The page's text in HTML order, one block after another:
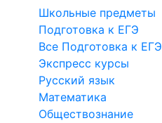
Школьные предметы
Подготовка к ЕГЭ
Все Подготовка к ЕГЭ
Экспресс курсы
Русский язык
Математика
Обществознание